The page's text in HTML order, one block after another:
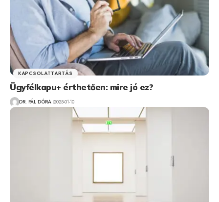
KAPCSOLATTARTÁS
Ügyfélkapu+ érthetően: mire jó ez?
DR. PÁL DÓRA 2025-01-10